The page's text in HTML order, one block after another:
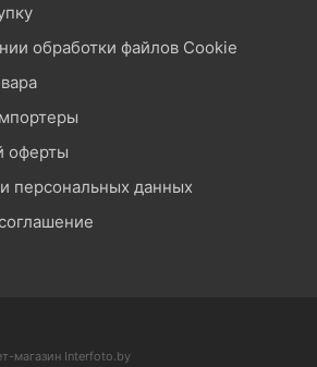
обработки файлов Cookie
оферты
персональных данных
магазин Interfoto.by